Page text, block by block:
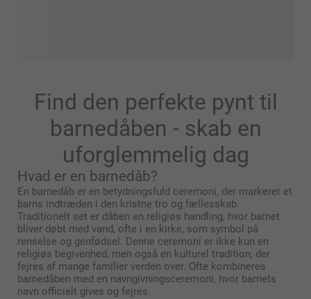
Find den perfekte pynt til
barnedåben - skab en
uforglemmelig dag
Hvad er en barnedåb?
En barnedåb er en betydningsfuld ceremoni, der markerer et
barns indtræden i den kristne tro og fællesskab.
Traditionelt set er dåben en religiøs handling, hvor barnet
bliver døbt med vand, ofte i en kirke, som symbol på
renselse og genfødsel. Denne ceremoni er ikke kun en
religiøs begivenhed, men også en kulturel tradition, der
fejres af mange familier verden over. Ofte kombineres
barnedåben med en navngivningsceremoni, hvor barnets
navn officielt gives og fejres.